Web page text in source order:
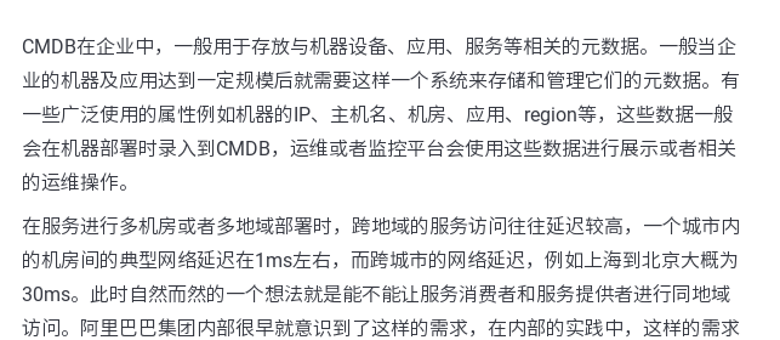
CMDB在企业中，一般用于存放与机器设备、应用、服务等相关的元数据。一般当企
业的机器及应用达到一定规模后就需要这样一个系统来存储和管理它们的元数据。有
一些广泛使用的属性例如机器的IP、主机名、机房、应用、region等，这些数据一般
会在机器部署时录入到CMDB，运维或者监控平台会使用这些数据进行展示或者相关
的运维操作。
在服务进行多机房或者多地域部署时，跨地域的服务访问往往延迟较高，一个城市内
的机房间的典型网络延迟在1ms左右，而跨城市的网络延迟，例如上海到北京大概为
30ms。此时自然而然的一个想法就是能不能让服务消费者和服务提供者进行同地域
访问。阿里巴巴集团内部很早就意识到了这样的需求，在内部的实践中，这样的需求